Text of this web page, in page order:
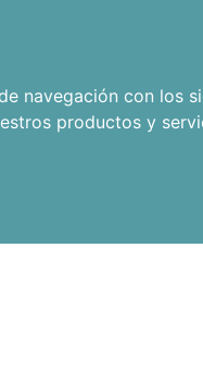
navegación con los
productos y